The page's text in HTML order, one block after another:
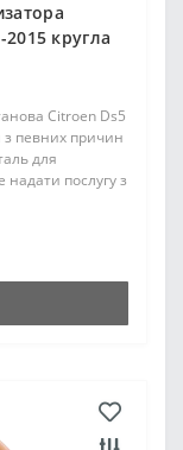
кругла
Citroen Ds5
з певних причин
для
надати послугу з